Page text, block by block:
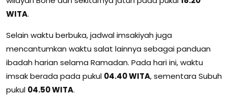
WITA.
Selain waktu berbuka, jadwal imsakiyah juga
mencantumkan waktu salat lainnya sebagai panduan
ibadah harian selama Ramadan. Pada hari ini, waktu
imsak berada pada pukul 04.40 WITA, sementara Subuh
pukul 04.50 WITA.